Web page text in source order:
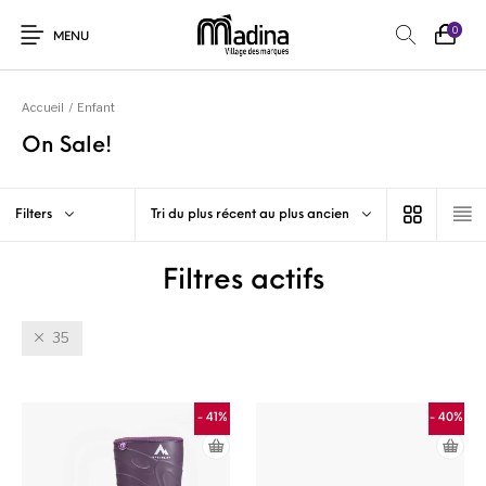
MENU
0
Accueil / Enfant
On Sale!
Filters Tri du plus récent au plus ancien
Filtres actifs
35
- 41% - 40%